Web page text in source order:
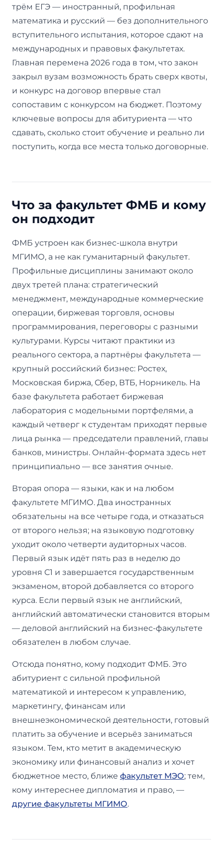
трём ЕГЭ — иностранный, профильная
математика и русский — без дополнительного
вступительного испытания, которое сдают на
международных и правовых факультетах.
Главная перемена 2026 года в том, что закон
закрыл вузам возможность брать сверх квоты,
и конкурс на договор впервые стал
сопоставим с конкурсом на бюджет. Поэтому
ключевые вопросы для абитуриента — что
сдавать, сколько стоит обучение и реально ли
поступить, когда все места только договорные.
Что за факультет ФМБ и кому
он подходит
ФМБ устроен как бизнес-школа внутри
МГИМО, а не как гуманитарный факультет.
Профильные дисциплины занимают около
двух третей плана: стратегический
менеджмент, международные коммерческие
операции, биржевая торговля, основы
программирования, переговоры с разными
культурами. Курсы читают практики из
реального сектора, а партнёры факультета —
крупный российский бизнес: Ростех,
Московская биржа, Сбер, ВТБ, Норникель. На
базе факультета работает биржевая
лаборатория с модельными портфелями, а
каждый четверг к студентам приходят первые
лица рынка — председатели правлений, главы
банков, министры. Онлайн-формата здесь нет
принципиально — все занятия очные.
Вторая опора — языки, как и на любом
факультете МГИМО. Два иностранных
обязательны на все четыре года, и отказаться
от второго нельзя; на языковую подготовку
уходит около четверти аудиторных часов.
Первый язык идёт пять раз в неделю до
уровня C1 и завершается государственным
экзаменом, второй добавляется со второго
курса. Если первый язык не английский,
английский автоматически становится вторым
— деловой английский на бизнес-факультете
обязателен в любом случае.
Отсюда понятно, кому подходит ФМБ. Это
абитуриент с сильной профильной
математикой и интересом к управлению,
маркетингу, финансам или
внешнеэкономической деятельности, готовый
платить за обучение и всерьёз заниматься
языком. Тем, кто метит в академическую
экономику или финансовый анализ и хочет
бюджетное место, ближе факультет МЭО; тем,
кому интереснее дипломатия и право, —
другие факультеты МГИМО.